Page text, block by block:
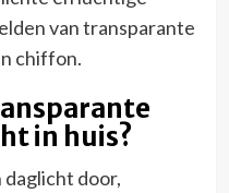
van transparante
chiffon.
in huis?
door,